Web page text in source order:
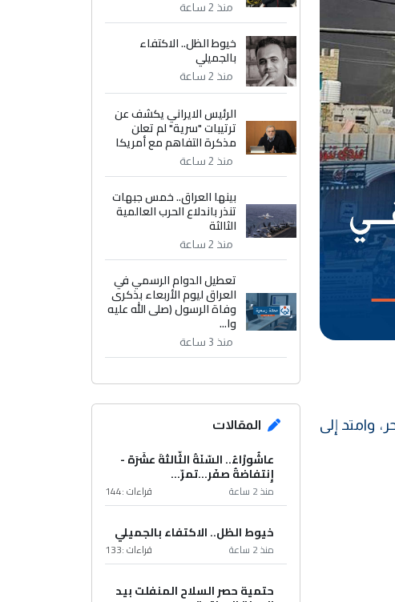
وامتد إلى
منذ 2 ساعة
خيوط الظل.. الاكتفاء
بالجميلي
منذ 2 ساعة
الرئيس الايراني يكشف عن
ترتيبات "سرية" لم تعلن
مذكرة التفاهم مع أمريكا
منذ 2 ساعة
بينها العراق.. خمس جبهات
تنذر باندلاع الحرب العالمية
الثالثة
منذ 2 ساعة
تعطيل الدوام الرسمي في
العراق ليوم الأربعاء بذكرى
وفاة الرسول (صلى الله عليه
وا...
منذ 3 ساعة
المقالات
عاشُورْاءُ.. السّنَةُ الثّالثةَ عشَرَة -
إِنتفاضةُ صفَر…تمرّ...
منذ 2 ساعة قراءات :144
خيوط الظل.. الاكتفاء بالجميلي
منذ 2 ساعة قراءات :133
حتمية حصر السلاح المنفلت بيد